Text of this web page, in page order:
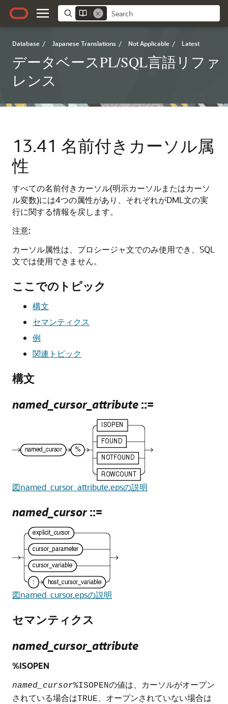
Database / Japanese Translations / Not Applicable / Latest
データベースPL/SQL言語リファ
レンス
13.41 名前付きカーソル属
性
すべての名前付きカーソル(明示カーソルまたはカーソ
ル変数)には4つの属性があり、それぞれがDML文の実
行に関する情報を戻します。
注意:
カーソル属性は、プロシージャ文でのみ使用でき、SQL
文では使用できません。
ここでのトピック
構文
セマンティクス
例
関連トピック
構文
named_cursor_attribute ::=
図named_cursor_attribute.epsの説明
named_cursor::=
図named_cursor.epsの説明
セマンティクス
named_cursor_attribute
%ISOPEN
named_cursor%ISOPENの値は、カーソルがオープン
されている場合はTRUE 、オープンされていない場合は